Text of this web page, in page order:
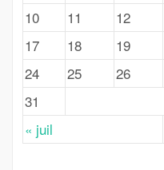
« juil
10
11 12
17
18 19
24
25 26
31